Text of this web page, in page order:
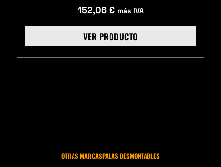
152,06 € más IVA
VER PRODUCTO
OTRAS MARCASPALAS DESMONTABLES